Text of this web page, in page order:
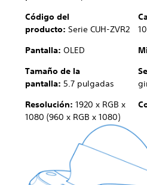
Código del
producto: Serie CUH-ZVR2
Pantalla: OLED
Tamaño de la
pantalla: 5.7 pulgadas
Resolución: 1920 x RGB x
1080 (960 x RGB x 1080)